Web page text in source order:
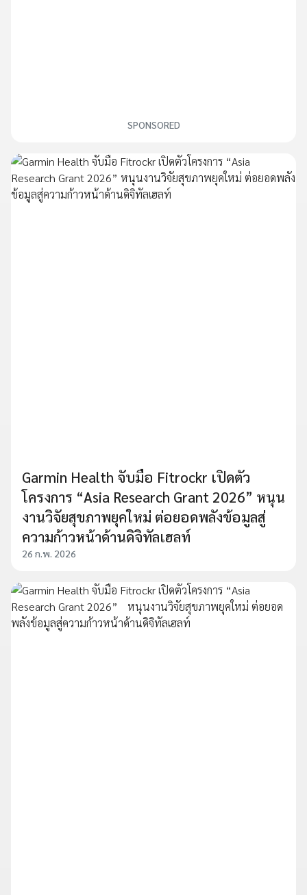
SPONSORED
Garmin Health จับมือ Fitrockr เปิดตัว
โครงการ “Asia Research Grant 2026” หนุน
งานวิจัยสุขภาพยุคใหม่ ต่อยอดพลังข้อมูลสู่
ความก้าวหน้าด้านดิจิทัลเฮลท์
26 ก.พ. 2026